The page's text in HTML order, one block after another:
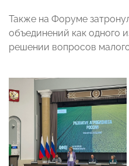
Также на Форуме
объединений как одного
решении вопросов